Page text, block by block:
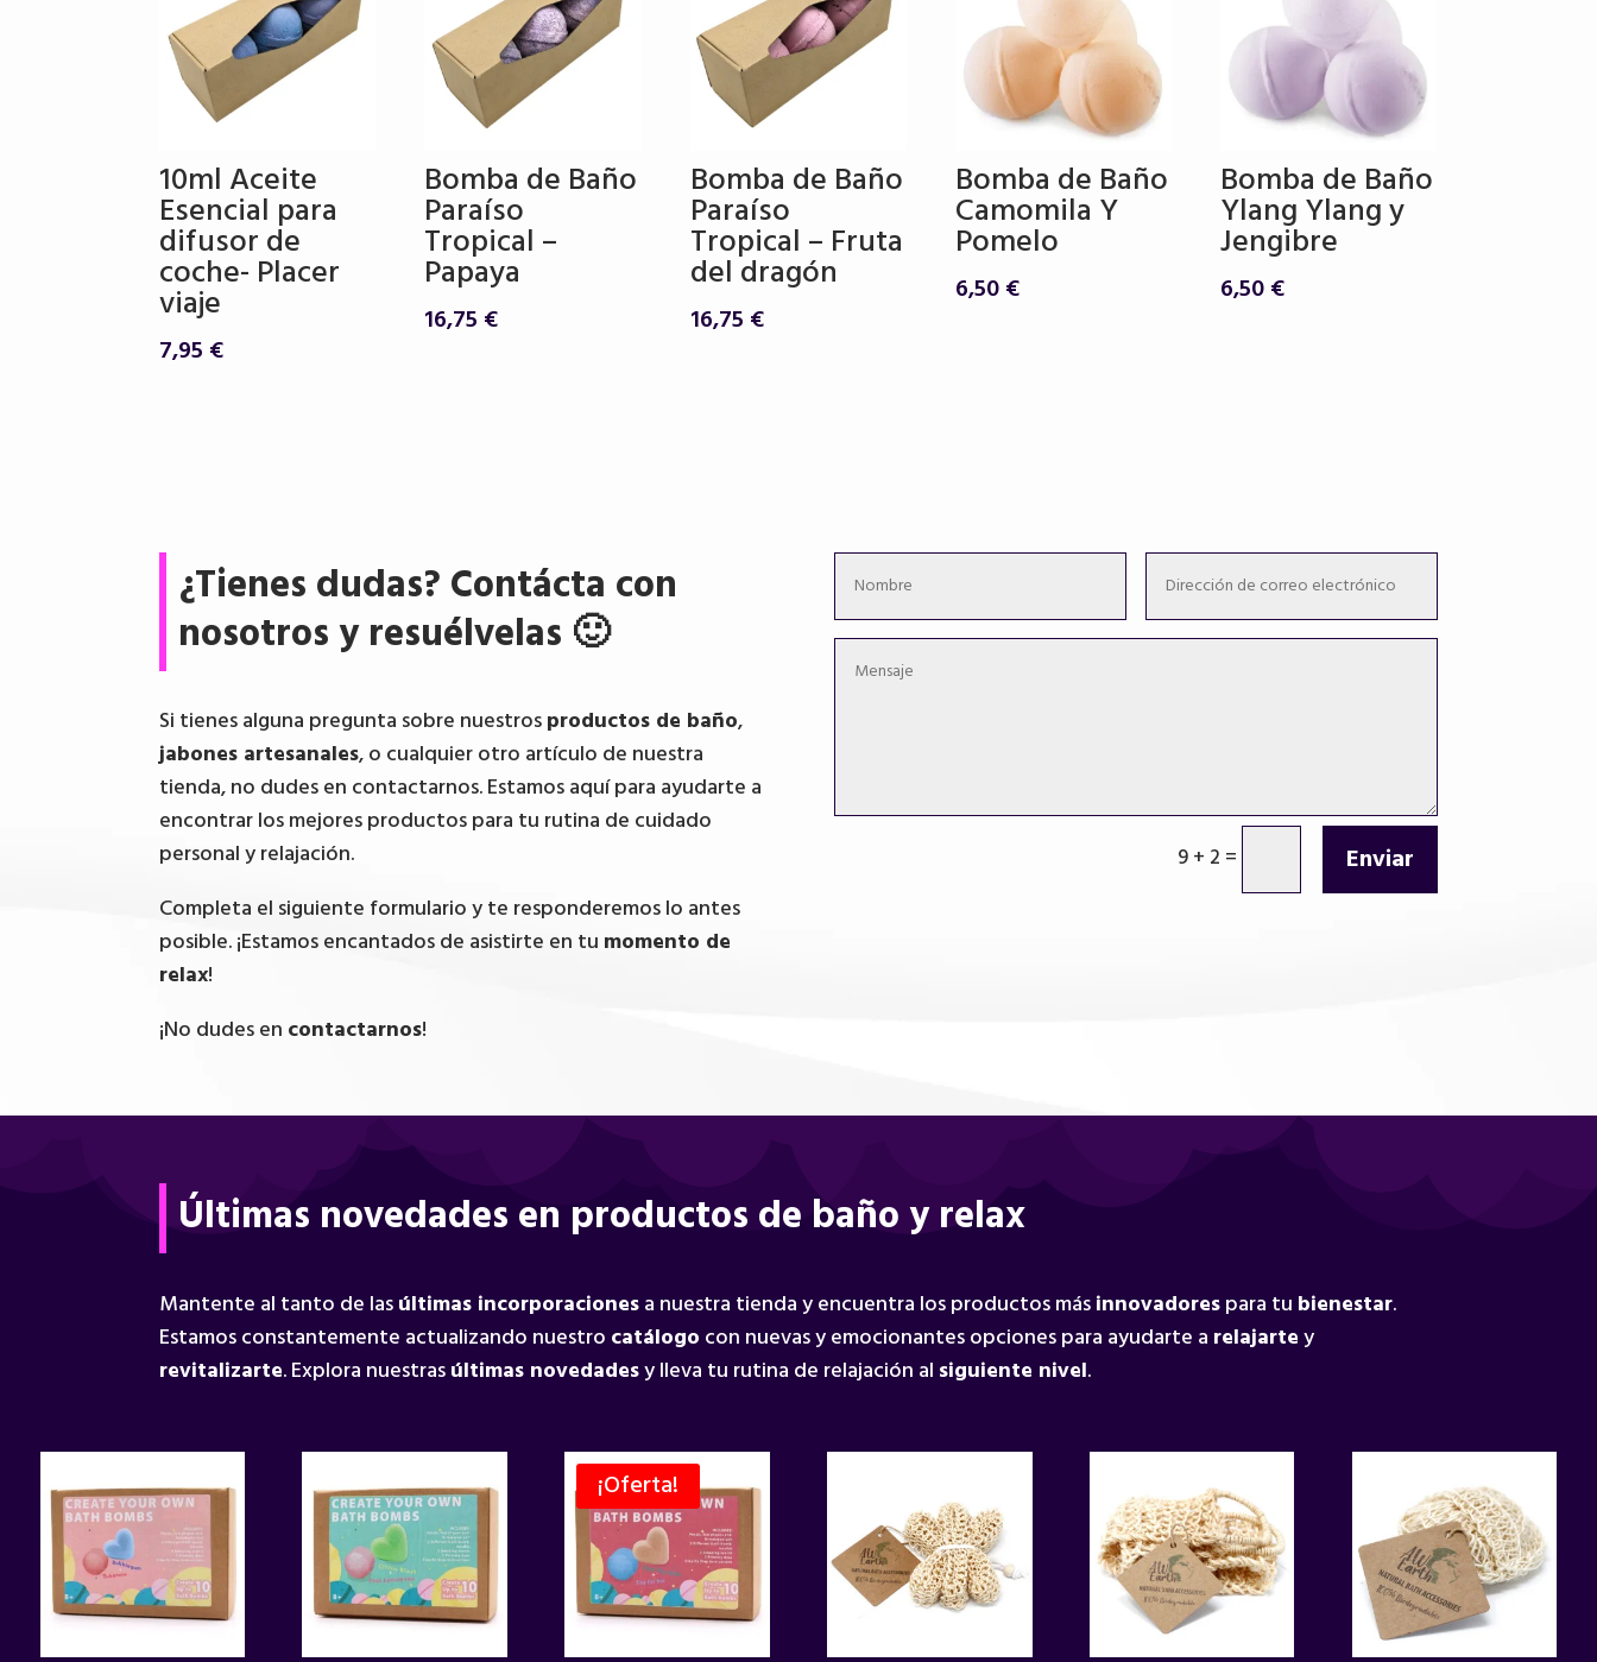
10ml Aceite
Esencial para
difusor de
coche- Placer
viaje
7,95 €
Bomba de Baño
Paraíso
Tropical –
Papaya
16,75 €
Bomba de Baño
Paraíso
Tropical – Fruta
del dragón
16,75 €
Bomba de Baño
Camomila Y
Pomelo
6,50€
Bomba de Baño
Ylang Ylang y
Jengibre
6,50€
¿Tienes dudas? Contácta con
nosotros y resuélvelas 🙂
Si tienes alguna pregunta sobre nuestrosproductos de baño,
jabones artesanales, o cualquier otro artículo de nuestra
tienda, no dudes en contactarnos. Estamos aquí para ayudarte a
encontrar los mejores productos para tu rutina de cuidado
personal y relajación.
Completa el siguiente formulario y te responderemos lo antes
posible. ¡Estamos encantados de asistirte en tu momento de
relax!
¡No dudes en contactarnos!
9 + 2 = Enviar
Últimas novedades en productos de baño y relax
Mantente al tanto de lasúltimas incorporacionesa nuestra tienda y encuentra los productos másinnovadorespara tu bienestar.
Estamos constantemente actualizando nuestro catálogo con nuevas y emocionantes opciones para ayudarte a relajartey
revitalizarte. Explora nuestrasúltimas novedadesy lleva tu rutina de relajación al siguiente nivel.
¡Oferta!